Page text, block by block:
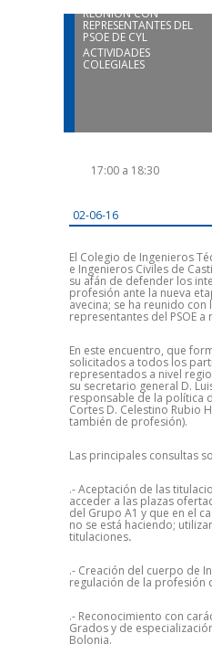
REUNIÓN CON
REPRESENTANTES DEL
PSOE DE CYL
ACTIVIDADES
COLEGIALES
17:00 a 18:30
02-06-16
El Colegio de Ingenieros
e Ingenieros Civiles de
su afán de defender los
profesión ante la nueva
avecina; se ha reunido con
representantes del PSOE a
En este encuentro, que
solicitados a todos los
representados a nivel
su secretario general D.
responsable de la política
Cortes D. Celestino Rubio
también de profesión).
Las principales consultas
.- Aceptación de las
acceder a las plazas
del Grupo A1 y que en el
no se está haciendo;
titulaciones.
.- Creación del cuerpo de
regulación de la profesión
.- Reconocimiento con
Grados y de
Bolonia.